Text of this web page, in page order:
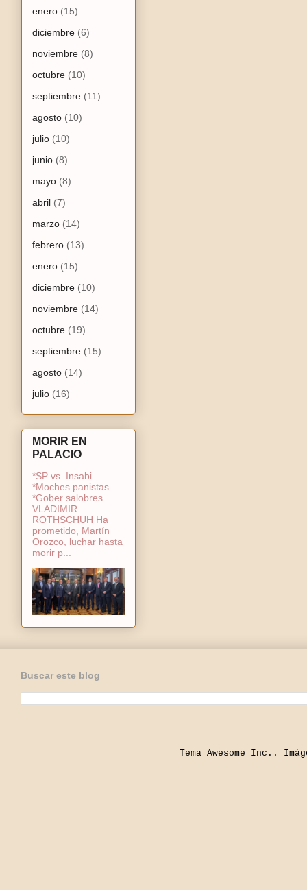
enero (15)
diciembre (6)
noviembre (8)
octubre (10)
septiembre (11)
agosto (10)
julio (10)
junio (8)
mayo (8)
abril (7)
marzo (14)
febrero (13)
enero (15)
diciembre (10)
noviembre (14)
octubre (19)
septiembre (15)
agosto (14)
julio (16)
MORIR EN
PALACIO
*SP vs. Insabi
*Moches panistas
*Gober salobres
VLADIMIR
ROTHSCHUH Ha
prometido, Martín
Orozco, luchar hasta
morir p...
Buscar este blog
Tema Awesome Inc..